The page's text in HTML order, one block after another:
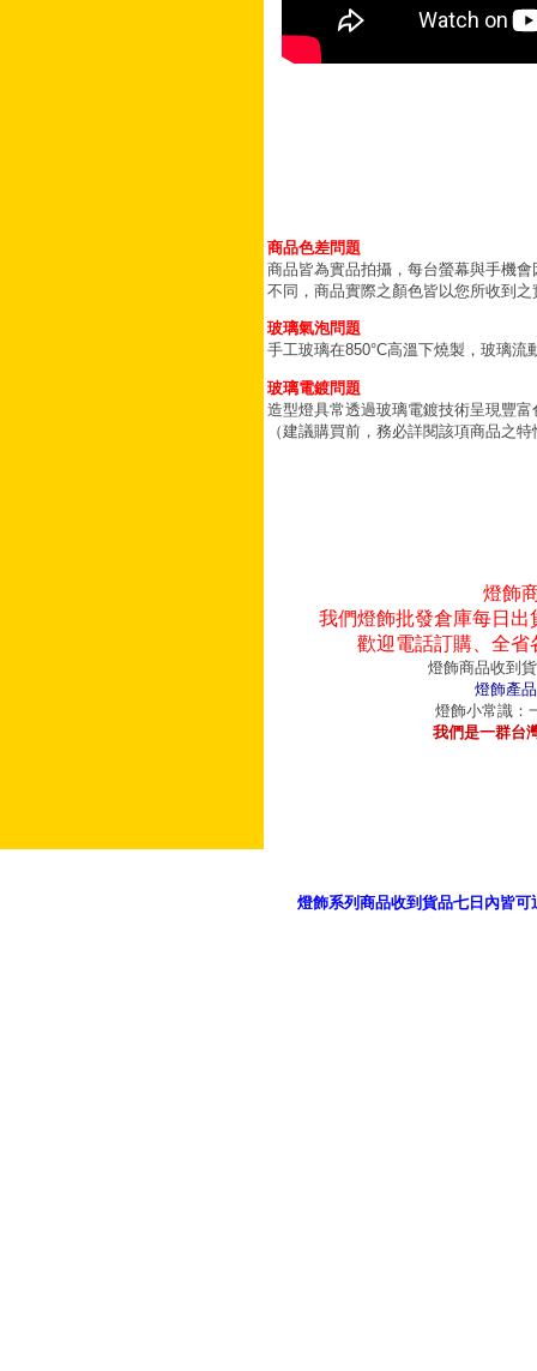
商品色差問題
商品皆為實品拍攝，每台螢幕與手機
不同，商品實際之顏色皆以您所收到之
玻璃氣泡問題
手工玻璃在850°C高溫下燒製，玻璃
玻璃電鍍問題
造型燈具常透過玻璃電鍍技術呈現豐
（建議購買前，務必詳閱該項商品之
燈飾
我們燈飾批發倉庫每日
歡迎電話訂購、全
燈飾商品收到
燈飾產
燈飾小常識：
我們是一群台
燈飾系列商品收到貨品七日內皆